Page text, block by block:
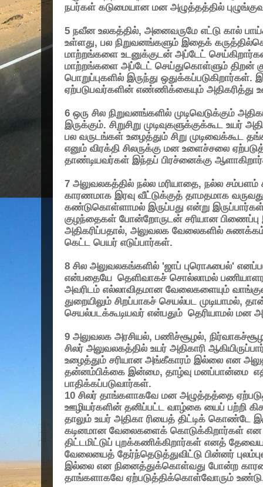
நபர்கள் கடுமையான மன அழுத்தத்தில்
5 நவீன உலகத்தில், அனைவருமே எட்டு கால்
உள்ளது, பல நிறுவனங்களும் இதைக்
மாற்றங்களை உடனுக்குடன் அப்டேட்
மாற்றங்களை அப்டேட் செய்துகொள்ளும் திறன்
பொறுப்புகளில் இருந்து
ஏற்படுபவர்களின் எண்ணிக்கையும் அதிகரித்து
6 ஒரு சில நிறுவனங்களில் முடிவெடுக்கும்
இருக்கும். சிறுசிறு முடிவுகளுக்குக்கூட உயர்
பல வருடங்கள் உழைத்தும் சிறு முடிவைக்கூட
எனும் விரக்தி சிலருக்கு மன உளைச்சலை
தாண்டியவர்கள் இந்தப் பிரச்னைக்கு
7 அலுவலகத்தில் நல்ல மரியாதை, நல்ல சம்பளம்
காரணமாக இரவு வீட்டுக்குத் தாமதமாக
கண்டுகொள்ளாமல் இருப்பது என்று
குழந்தைகள் போன்றோருடன் சரியான பிணைப்பு
அதிகரிப்பதால், அலுவலக வேலைகளில்
கெட்ட பெயர் எடுப்பார்கள்.
8 சில அலுவலகங்களில் 'ஜாப் புரொஃபைல்'
என்பதையே தெளிவாகச் சொல்லாமல்
அவரிடம் எல்லாவிதமான வேலைகளையும்
துறையிலும் சிறப்பாகச் செயல்பட முடியாமல்,
செயல்படக்கூடியவர் என்பதும் தெரியாமல் மன
9 அலுவலக அரசியல், பணிச்சூழல்,
சிலர் அலுவலகத்தில் உயர் அதிகாரி
உழைத்தும் சரியான அங்கீகாரம் இல்லை என
தன்னம்பிக்கை இன்மை, தாழ்வு மனப்பான்மை
பாதிக்கப்படுவார்கள்.
10 சிலர் தாங்களாகவே மன அழுத்தத்தை
ஊழியர்களின் தனிப்பட்ட வாழ்கை யைப் பற்றி
தாலும் உயர் அதிகா ரியைத் திட்டிக் கொண்டே
கடினமான வேலைகளைக் கொடுக்கிறார்கள் என
திட்டமிட்டுப் புறக்கணிக்கிறார்கள் எனத்
வேலையைத் தேர்ந்தெடுத்துவிட்டு பின்னர்
இல்லை என நினைத்துக்கொள்வது போன்ற
தாங்களாகவே ஏற்படுத்திக்கொள்வோரும்